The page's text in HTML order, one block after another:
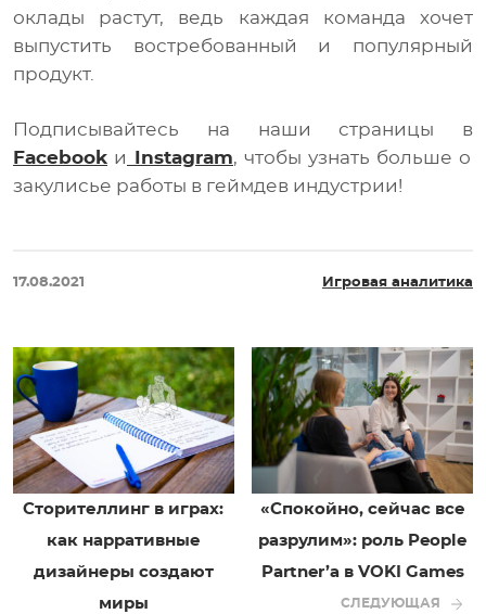
оклады растут, ведь каждая команда хочет
выпустить востребованный и популярный
продукт.
Подписывайтесь на наши страницы в
Facebook и Instagram, чтобы узнать больше о
закулисье работы в геймдев индустрии!
17.08.2021 Игровая аналитика
Сторителлинг в играх:
как нарративные
дизайнеры создают
миры
«Спокойно, сейчас все
разрулим»: роль People
Partner’а в VOKI Games
СЛЕДУЮЩАЯ